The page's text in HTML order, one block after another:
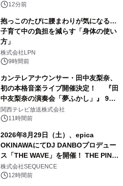
12分前
抱っこのたびに腰まわりが気になる…
子育て中の負担を減らす「身体の使い
方」
株式会社LPN
9時間前
カンテレアナウンサー・田中友梨奈、
初の本格音楽ライブ開催決定！ 『田
中友梨奈の演奏会「夢ふかし」』 9月
13日(日)に梅田Lateralにて開催
関西テレビ放送株式会社
11時間前
2026年8月29日（土）、epica
OKINAWAにてDJ DANBOプロデュー
ス「THE WAVE」を開催！ THE PINK
TOKYO所属のPINK DANCERS4名が
出演決定
株式会社SEQUENCE
12時間前